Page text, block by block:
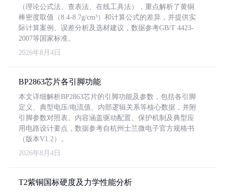
（理论公式法、查表法、在线工具法），重点解析了黄铜
棒密度取值（8.4-8.7g/cm³）和计算公式的差异，并提供实
际计算案例、误差分析及选材建议，数据参考GB/T 4423-
2007等国家标准。
2026年8月4日
BP2863芯片各引脚功能
本文详细解析BP2863芯片的引脚功能及参数，包括各引脚
定义、典型电压/电流值、内部逻辑关系等核心数据，并附
引脚参数对照表。内容涵盖驱动配置、保护机制及典型应
用电路设计要点，数据参考自杭州士兰微电子官方规格书
（版本V1.2）。
2026年8月4日
T2紫铜国标硬度及力学性能分析